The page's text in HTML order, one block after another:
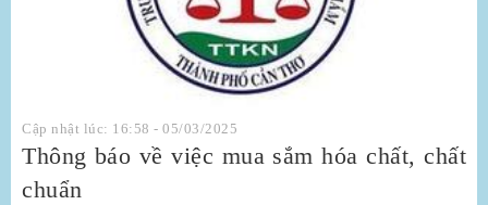
Cập nhật lúc: 16:58 - 05/03/2025
Thông báo về việc mua sắm hóa chất, chất
chuẩn